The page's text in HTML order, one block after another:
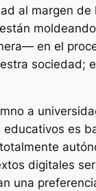
al margen de
moldeando
en el
sociedad;
a
es
digitales
una